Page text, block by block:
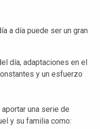
a día puede ser un gran
día, adaptaciones en el
y un esfuerzo
una serie de
y su familia como: